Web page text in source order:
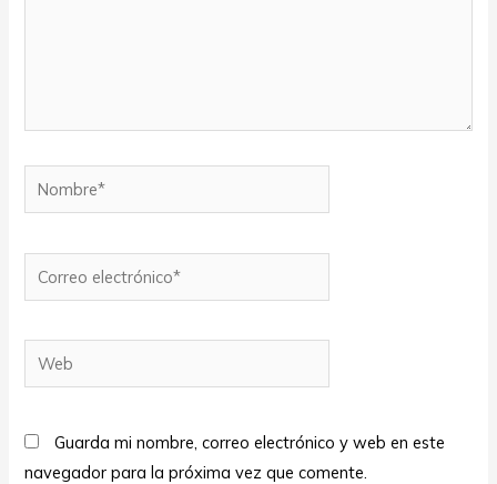
Nombre*
Correo
electrónico*
Web
Guarda mi nombre, correo electrónico y web en este
navegador para la próxima vez que comente.